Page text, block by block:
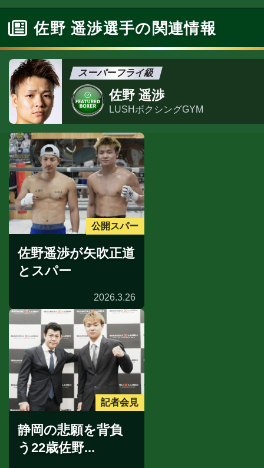
佐野 遥渉選手の関連情報
スーパーフライ級
佐野 遥渉
LUSHボクシングGYM
公開スパー
佐野遥渉が矢吹正道
とスパー
2026.3.26
記者会見
静岡の悲願を背負
う22歳佐野...